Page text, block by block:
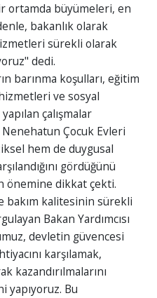
ortamda büyümeleri, en
bakanlık olarak
sürekli olarak
dedi.
barınma koşulları, eğitim
ve sosyal
çalışmalar
Çocuk Evleri
hem de duygusal
gördüğünü
dikkat çekti.
bakım kalitesinin sürekli
Bakan Yardımcısı
devletin güvencesi
karşılamak,
kazandırılmalarını
yapıyoruz. Bu